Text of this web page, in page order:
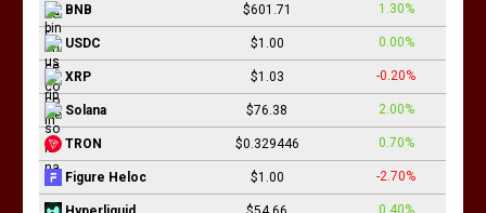
BNB $601.71 1.30%
USDC $1.00 0.00%
XRP $1.03 -0.20%
Solana $76.38 2.00%
TRON $0.329446 0.70%
Figure Heloc $1.00 -2.70%